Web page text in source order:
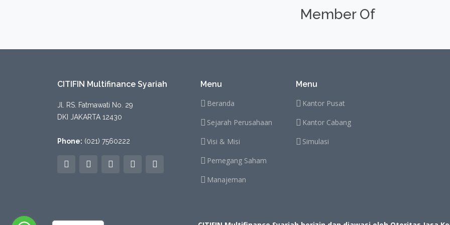
Member Of
CITIFIN Multifinance Syariah
Jl. RS. Fatmawati No. 29
DKI JAKARTA 12430
Phone: (021) 7560222
Menu
Beranda
Sejarah Perusahaan
Visi & Misi
Pemegang Saham
Manajeman
Menu
Kantor Pusat
Kantor Cabang
Simulasi